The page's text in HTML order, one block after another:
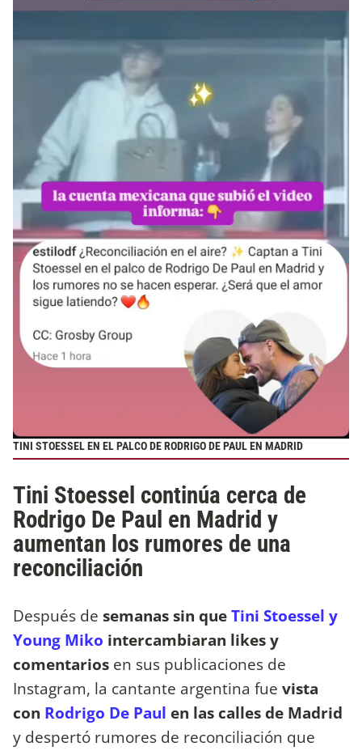
TINI STOESSEL EN EL PALCO DE RODRIGO DE PAUL EN MADRID
Tini Stoessel continúa cerca de
Rodrigo De Paul en Madrid y
aumentan los rumores de una
reconciliación
Después de semanas sin queTini Stoessel y
Young Miko intercambiaran likes y
comentarios en sus publicaciones de
Instagram, la cantante argentina fue vista
con Rodrigo De Paul en las calles de Madrid
y despertó rumores de reconciliación que